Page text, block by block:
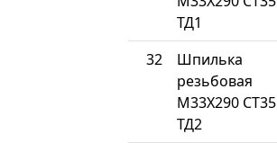
ТД1
32
Шпилька
резьбовая
М33Х290 СТ35
ТД2